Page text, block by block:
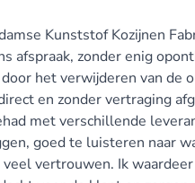
Kunststof Kozijnen
zonder enig
het verwijderen van de
en zonder vertraging
met verschillende
goed te luisteren naar
vertrouwen. Ik